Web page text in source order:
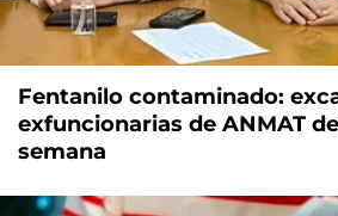
Fentanilo contaminado:
exfuncionarias de ANMAT
semana